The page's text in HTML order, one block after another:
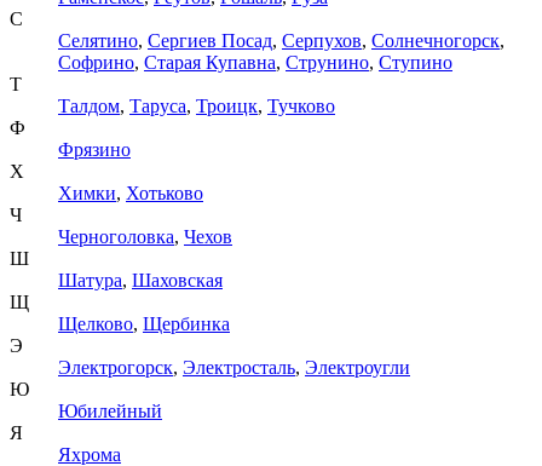
С
Селятино, Сергиев Посад, Серпухов, Солнечногорск,
Софрино, Старая Купавна, Струнино, Ступино
Т
Талдом, Таруса, Троицк, Тучково
Ф
Фрязино
Х
Химки, Хотьково
Ч
Черноголовка, Чехов
Ш
Шатура, Шаховская
Щ
Щелково, Щербинка
Э
Электрогорск, Электросталь, Электроугли
Ю
Юбилейный
Я
Яхрома